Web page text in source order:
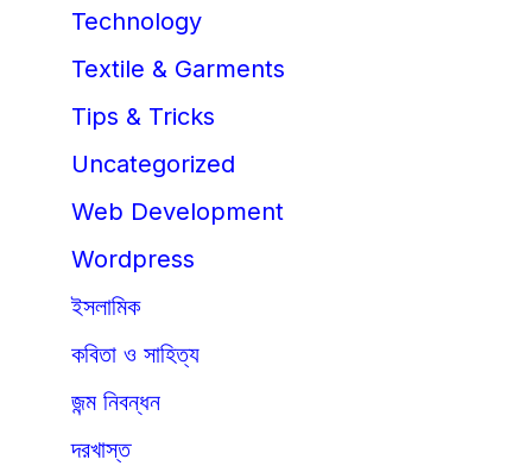
Technology
Textile & Garments
Tips & Tricks
Uncategorized
Web Development
Wordpress
ইসলামিক
কবিতা ও সাহিত্য
জন্ম নিবন্ধন
দরখাস্ত